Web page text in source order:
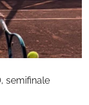
semifinale